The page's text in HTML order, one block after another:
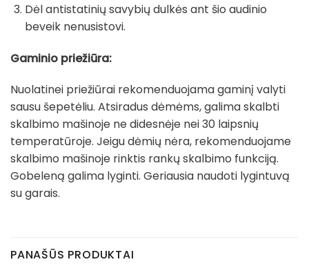
Dėl antistatinių savybių dulkės ant šio audinio
beveik nenusistovi.
Gaminio priežiūra:
Nuolatinei priežiūrai rekomenduojama gaminį valyti
sausu šepetėliu. Atsiradus dėmėms, galima skalbti
skalbimo mašinoje ne didesnėje nei 30 laipsnių
temperatūroje. Jeigu dėmių nėra, rekomenduojame
skalbimo mašinoje rinktis rankų skalbimo funkciją.
Gobeleną galima lyginti. Geriausia naudoti lygintuvą
su garais.
PANAŠŪS PRODUKTAI